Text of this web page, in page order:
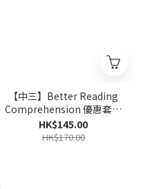
【中三】Better Reading
Comprehension 優惠套裝
(Joint Us)
HK$145.00
HK$170.00